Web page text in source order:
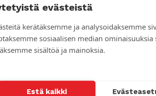
evästeistä
kerätäksemme ja analysoidaksemme
sosiaalisen median ominaisuuksia
sisältöä ja mainoksia.
Estä kaikki
pyritään: työ ei
ovat
Monille erilaisten
johtajuutta eri